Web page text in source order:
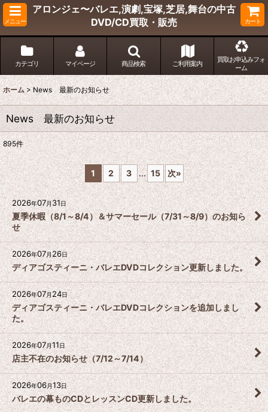
メニュー
アロンジェ〜バレエ,演劇,宝塚,芝居,舞台の中古
DVD/CD買取・販売
カート
カテゴリ マイページ 商品検索 ご利用案内
買取お申込みフォ
ーム
ホーム > News 最新のお知らせ
News 最新のお知らせ
895件
1 2 3 ... 15 次»
2026年07月31日
夏季休暇（8/1～8/4）＆サマーセール（7/31～8/9）のお知ら
せ
2026年07月26日
ディアゴスティーニ・バレエDVDコレクション更新しました。
2026年07月24日
ディアゴスティーニ・バレエDVDコレクションを追加しまし
た。
2026年07月11日
店主不在のお知らせ（7/12～7/14）
2026年06月13日
バレエの幕ものCDとレッスンCD更新しました。